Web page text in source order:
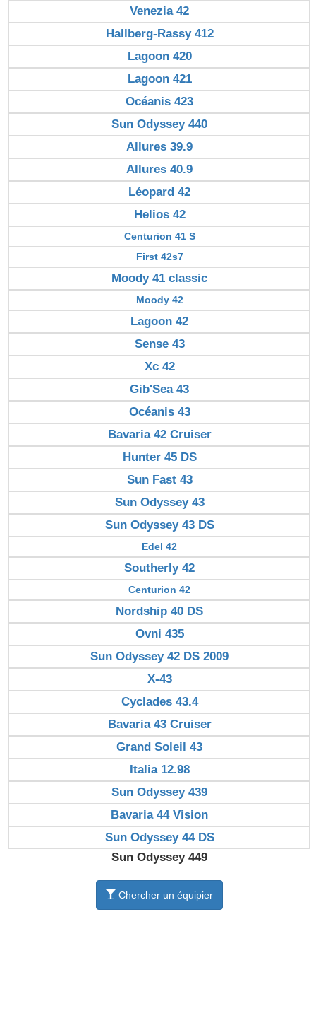
Venezia 42
Hallberg-Rassy 412
Lagoon 420
Lagoon 421
Océanis 423
Sun Odyssey 440
Allures 39.9
Allures 40.9
Léopard 42
Helios 42
Centurion 41 S
First 42s7
Moody 41 classic
Moody 42
Lagoon 42
Sense 43
Xc 42
Gib'Sea 43
Océanis 43
Bavaria 42 Cruiser
Hunter 45 DS
Sun Fast 43
Sun Odyssey 43
Sun Odyssey 43 DS
Edel 42
Southerly 42
Centurion 42
Nordship 40 DS
Ovni 435
Sun Odyssey 42 DS 2009
X-43
Cyclades 43.4
Bavaria 43 Cruiser
Grand Soleil 43
Italia 12.98
Sun Odyssey 439
Bavaria 44 Vision
Sun Odyssey 44 DS
Sun Odyssey 449
Chercher un équipier